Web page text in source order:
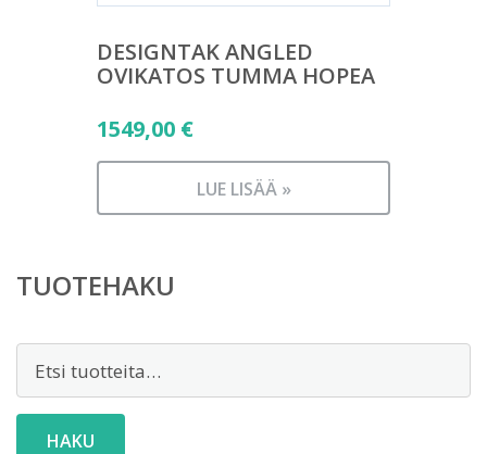
DESIGNTAK ANGLED
OVIKATOS TUMMA HOPEA
1549,00 €
LUE LISÄÄ »
TUOTEHAKU
HAKU